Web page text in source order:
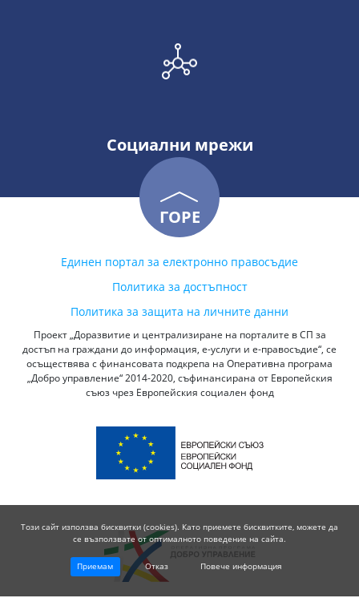
Социални мрежи
ГОРЕ
Единен портал за електронно правосъдие
Политика за достъпност
Политика за защита на личните данни
Проект „Доразвитие и централизиране на порталите в СП за
достъп на граждани до информация, е-услуги и е-правосъдие“, се
осъществява с финансовата подкрепа на Оперативна програма
„Добро управление“ 2014-2020, съфинансирана от Европейския
съюз чрез Европейския социален фонд
Този сайт използва бисквитки (cookies). Като приемете бисквитките, можете да
се възползвате от оптималното поведение на сайта.
Приемам Отказ Повече информация